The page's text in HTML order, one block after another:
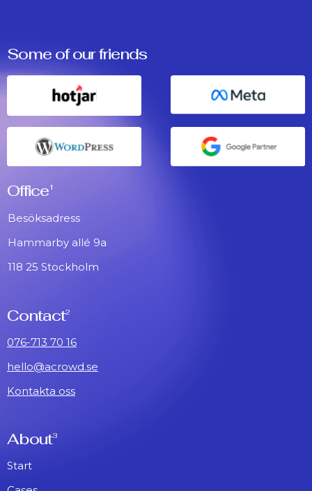
Some of our friends
Office1
Besöksadress
Hammarby allé 9a
118 25 Stockholm
Contact2
076-713 70 16
hello@acrowd.se
Kontakta oss
About3
Start